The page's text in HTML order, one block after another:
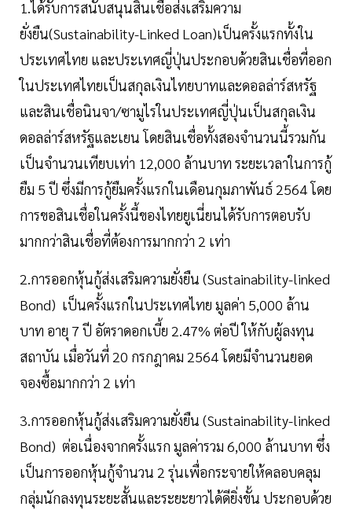
1.ได้รับการสนับสนุนสินเชื่อส่งเสริมความ
ยั่งยืน(Sustainability-Linked Loan)เป็นครั้งแรกทั้งใน
ประเทศไทย และประเทศญี่ปุ่นประกอบด้วยสินเชื่อที่ออก
ในประเทศไทยเป็นสกุลเงินไทยบาทและดอลล่าร์สหรัฐ
และสินเชื่อนินจา/ซามูไรในประเทศญี่ปุ่นเป็นสกุลเงิน
ดอลล่าร์สหรัฐและเยน โดยสินเชื่อทั้งสองจำนวนนี้รวมกัน
เป็นจำนวนเทียบเท่า 12,000 ล้านบาท ระยะเวลาในการกู้
ยืม 5 ปี ซึ่งมีการกู้ยืมครั้งแรกในเดือนกุมภาพันธ์ 2564 โดย
การขอสินเชื่อในครั้งนี้ของไทยยูเนี่ยนได้รับการตอบรับ
มากกว่าสินเชื่อที่ต้องการมากกว่า 2 เท่า
2.การออกหุ้นกู้ส่งเสริมความยั่งยืน (Sustainability-linked
Bond) เป็นครั้งแรกในประเทศไทย มูลค่า 5,000 ล้าน
บาท อายุ 7 ปี อัตราดอกเบี้ย 2.47% ต่อปี ให้กับผู้ลงทุน
สถาบัน เมื่อวันที่ 20 กรกฎาคม 2564 โดยมีจำนวนยอด
จองซื้อมากกว่า 2 เท่า
3.การออกหุ้นกู้ส่งเสริมความยั่งยืน (Sustainability-linked
Bond) ต่อเนื่องจากครั้งแรก มูลค่ารวม 6,000 ล้านบาท ซึ่ง
เป็นการออกหุ้นกู้จำนวน 2 รุ่นเพื่อกระจายให้คลอบคลุม
กลุ่มนักลงทุนระยะสั้นและระยะยาวได้ดียิ่งขั้น ประกอบด้วย